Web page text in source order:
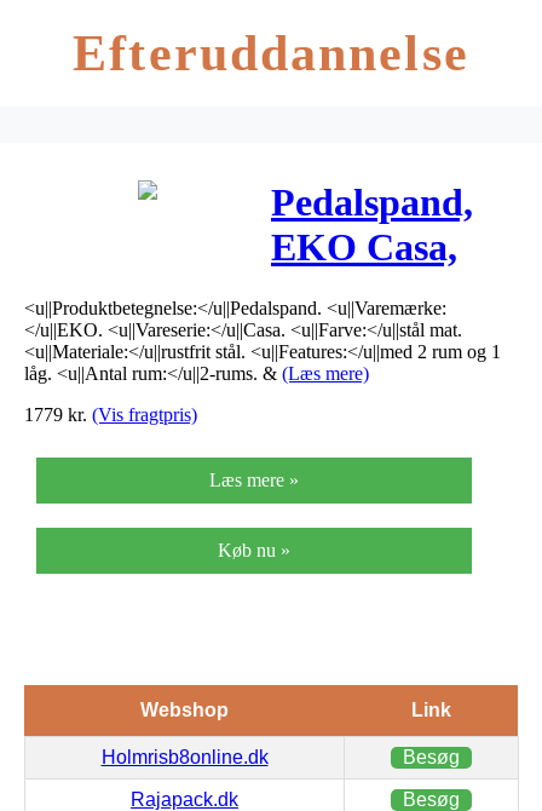
Efteruddannelse
Pedalspand,
EKO Casa,
stål mat, 2-
rums, 15+15 l
*Denne vare
retur*
<u||Produktbetegnelse:</u||Pedalspand. <u||Varemærke:
</u||EKO. <u||Vareserie:</u||Casa. <u||Farve:</u||stål mat.
<u||Materiale:</u||rustfrit stål. <u||Features:</u||med 2 rum og 1
låg. <u||Antal rum:</u||2-rums. & (Læs mere)
1779 kr. (Vis fragtpris)
Læs mere »
Køb nu »
Webshop Link
Holmrisb8online.dk Besøg
Rajapack.dk Besøg